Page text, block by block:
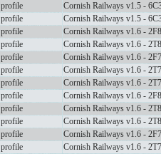
profile
Cornish Railways v1.5 -
profile
Cornish Railways v1.5 -
profile
Cornish Railways v1.6 -
profile
Cornish Railways v1.6 -
profile
Cornish Railways v1.6 -
profile
Cornish Railways v1.6 -
profile
Cornish Railways v1.6 -
profile
Cornish Railways v1.6 -
profile
Cornish Railways v1.6 -
profile
Cornish Railways v1.6 -
profile
Cornish Railways v1.6 -
profile
Cornish Railways v1.6 -